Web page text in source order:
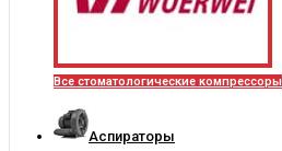
Все стоматологические компрессоры
Аспираторы